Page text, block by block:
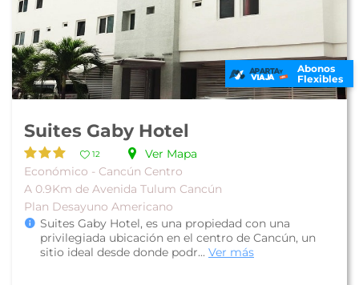
Abonos
Flexibles
Suites Gaby Hotel
12
Ver Mapa
Económico - Cancún Centro
A 0.9Km de Avenida Tulum Cancún
Plan Desayuno Americano
Suites Gaby Hotel, es una propiedad con una
privilegiada ubicación en el centro de Cancún, un
sitio ideal desde donde podr... Ver más